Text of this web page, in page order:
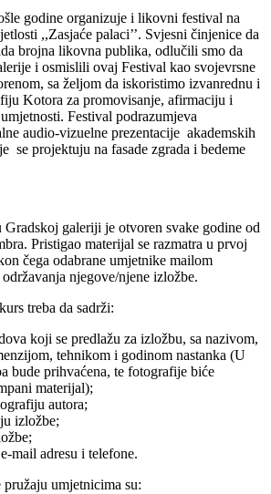
godine organizuje i likovni festival na
,,Zasjaće palaci’’. Svjesni činjenice da
brojna likovna publika, odlučili smo da
i osmislili ovaj Festival kao svojevrsne
sa željom da iskoristimo izvanrednu i
Kotora za promovisanje, afirmaciju i
Festival podrazumjeva
audio-vizuelne prezentacije akademskih
se projektuju na fasade zgrada i bedeme
galeriji je otvoren svake godine od
Pristigao materijal se razmatra u prvoj
čega odabrane umjetnike mailom
njegove/njene izložbe.
treba da sadrži:
koji se predlažu za izložbu, sa nazivom,
tehnikom i godinom nastanka (U
bude prihvaćena, te fotografije biće
materijal);
autora;
izložbe;
mail adresu i telefone.
umjetnicima su: